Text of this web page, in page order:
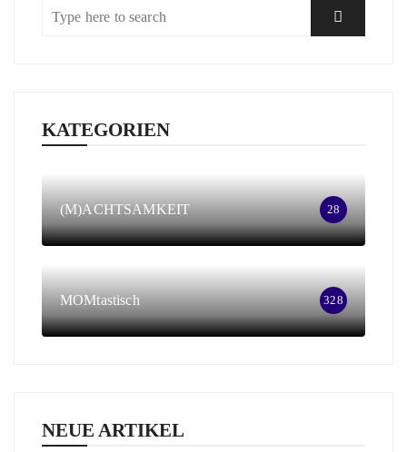
KATEGORIEN
(M)ACHTSAMKEIT 28
MOMtastisch 328
NEUE ARTIKEL